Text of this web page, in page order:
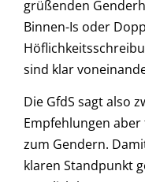
grüßenden
Binnen-Is oder
sind klar
Die GfdS sagt also
Empfehlungen
zum Gendern.
klaren Standpunkt